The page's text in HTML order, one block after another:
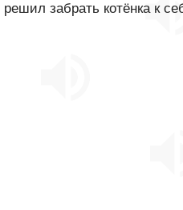
забрать котёнка к